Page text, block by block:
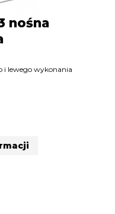
nośna
i lewego wykonania